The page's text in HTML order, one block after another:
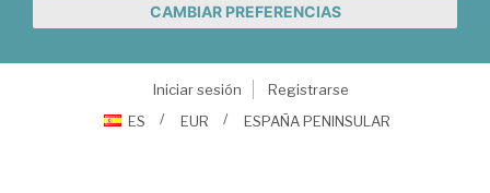
CAMBIAR PREFERENCIAS
Iniciar sesión
Registrarse
ES
EUR ESPAÑA PENINSULAR